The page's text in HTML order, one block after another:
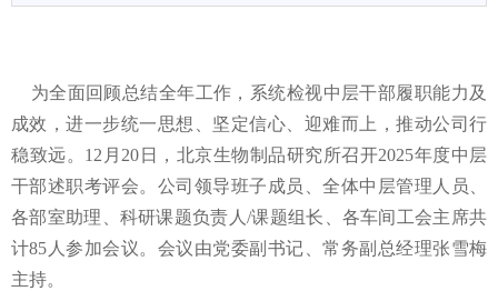
为全面回顾总结全年工作，系统检视中层干部履职能力及
成效，进一步统一思想、坚定信心、迎难而上，推动公司行
稳致远。12月20日，北京生物制品研究所召开2025年度中层
干部述职考评会。公司领导班子成员、全体中层管理人员、
各部室助理、科研课题负责人/课题组长、各车间工会主席共
计85人参加会议。会议由党委副书记、常务副总经理张雪梅
主持。